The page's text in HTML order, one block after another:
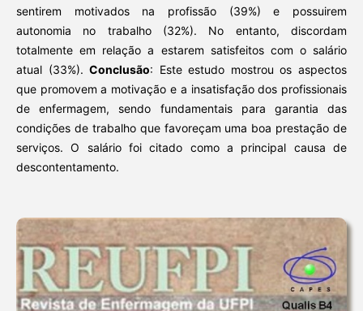
sentirem motivados na profissão (39%) e possuirem
autonomia no trabalho (32%). No entanto, discordam
totalmente em relação a estarem satisfeitos com o salário
atual (33%).Conclusão: Este estudo mostrou os aspectos
que promovem a motivação e a insatisfação dos profissionais
de enfermagem, sendo fundamentais para garantia das
condições de trabalho que favoreçam uma boa prestação de
serviços. O salário foi citado como a principal causa de
descontentamento.